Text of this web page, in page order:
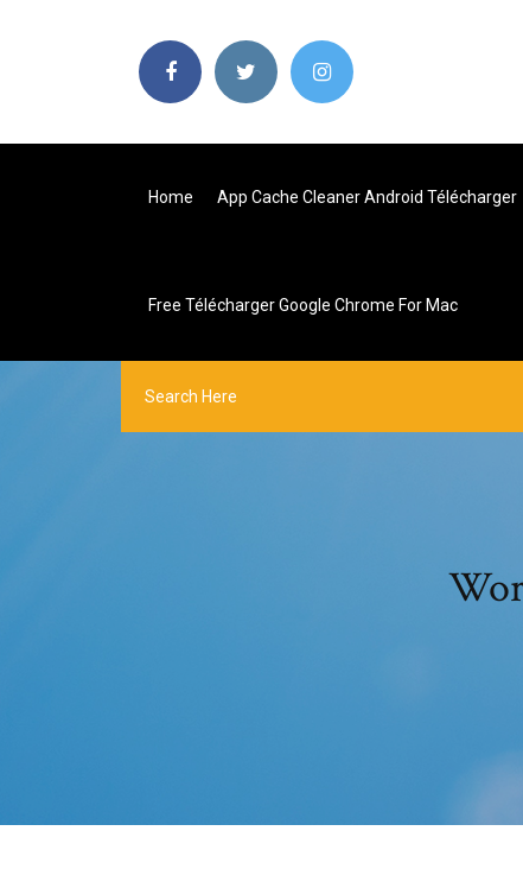
Home App Cache Cleaner Android Télécharger
Free Télécharger Google Chrome For Mac